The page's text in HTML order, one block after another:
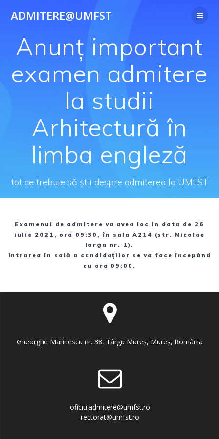
to
ADMITERE@UMFST
Anunț important
examen admitere
la studii
Arhitectură în
limba engleză
tot ce trebuie să știi despre admiterea la UMFST
Examenul de admitere va avea loc în data de 26
iulie 2021, ora 09:30, în sala A214 (str. Nicolae
Iorga nr. 1).
Intrarea în sală a candidaților se va face începând
cu ora 09:00.
Gheorghe Marinescu nr. 38, Târgu Mureș, Mureș, România
oficiu.admitere@umfst.ro
rectorat@umfst.ro